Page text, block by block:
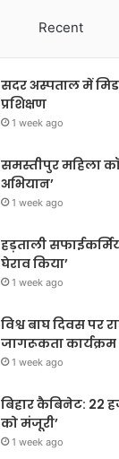
Recent
सदर अस्पताल में
प्रशिक्षण
1 week ago
समस्तीपुर महिला
अभियान’
1 week ago
हड़ताली
घेराव किया’
1 week ago
विश्व बाघ दिवस पर
जागरूकता कार्यक्रम
1 week ago
बिहार कैबिनेट: 22
को मंजूरी’
1 week ago